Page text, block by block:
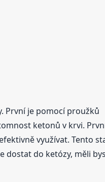
První je pomocí proužků
ketonů v krvi.
využívat. Tento
dostat do ketózy, měli